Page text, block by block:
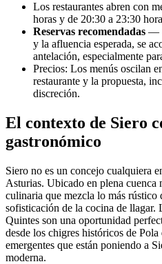
Los restaurantes abren con
horas y de 20:30 a 23:30
Reservas recomendadas —
y la afluencia esperada, se
antelación, especialmente
Precios: Los menús oscilan
restaurante y la propuesta,
discreción.
El contexto de Siero
gastronómico
Siero no es un concejo cualquiera
Asturias. Ubicado en plena cuenca
culinaria que mezcla lo más rústico
sofisticación de la cocina de llagar.
Quintes son una oportunidad
desde los chigres históricos de Pola
emergentes que están poniendo a
moderna.